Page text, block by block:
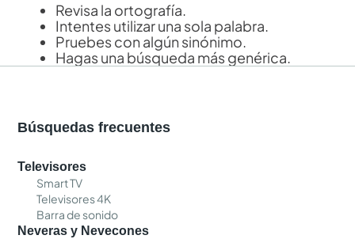
Revisa la ortografía.
Intentes utilizar una sola palabra.
Pruebes con algún sinónimo.
Hagas una búsqueda más genérica.
Búsquedas frecuentes
Televisores
Smart TV
Televisores 4K
Barra de sonido
Neveras y Nevecones